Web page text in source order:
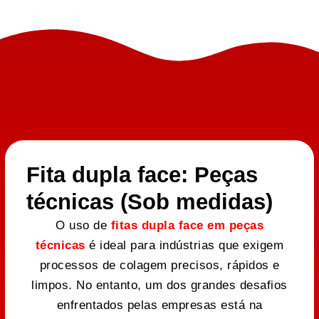
Fita dupla face: Peças
técnicas (Sob medidas)
O uso de fitas dupla face em peças
técnicas é ideal para indústrias que exigem
processos de colagem precisos, rápidos e
limpos. No entanto, um dos grandes desafios
enfrentados pelas empresas está na